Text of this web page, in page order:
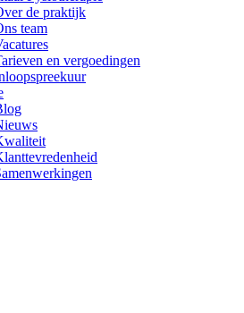
de praktijk
team
en vergoedingen